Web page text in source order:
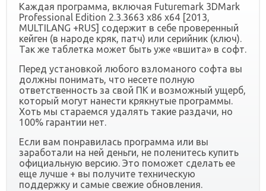
Каждая программа, включая Futuremark 3DMark
Professional Edition 2.3.3663 x86 x64 [2013,
MULTILANG +RUS] содержит в себе проверенный
кейген (в народе кряк, патч) или серийник (ключ).
Так же таблетка может быть уже «вшита» в софт.
Перед установкой любого взломаного софта вы
должны понимать, что несете полную
ответственность за свой ПК и возможный ущерб,
который могут нанести крякнутые программы.
Хоть мы стараемся удалять такие раздачи, но
100% гарантии нет.
Если вам понравилась программа или вы
заработали на ней деньги, не поленитесь купить
официальную версию. Это поможет сделать ее
еще лучше + вы получите техническую
поддержку и самые свежие обновления.